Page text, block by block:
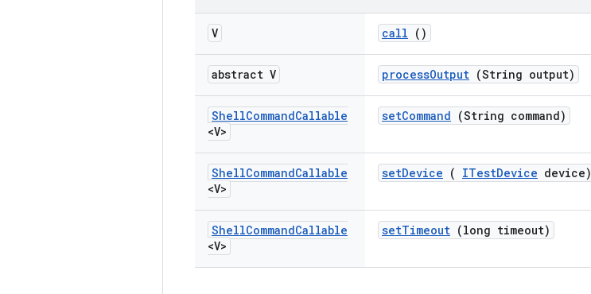
V call ()
abstract V processOutput (String output)
ShellCommandCallable
<V>
setCommand (String command)
ShellCommandCallable
<V>
setDevice ( ITestDevice device)
ShellCommandCallable
<V>
setTimeout (long timeout)